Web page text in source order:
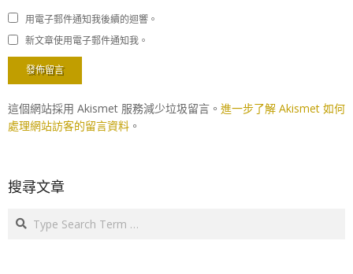
用電子郵件通知我後續的迴響。
新文章使用電子郵件通知我。
這個網站採用 Akismet 服務減少垃圾留言。 進一步了解 Akismet 如何
處理網站訪客的留言資料 。
搜尋文章
Search